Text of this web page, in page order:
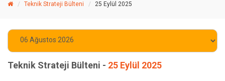
Teknik Strateji Bülteni 25 Eylül 2025
Teknik Strateji Bülteni - 25 Eylül 2025